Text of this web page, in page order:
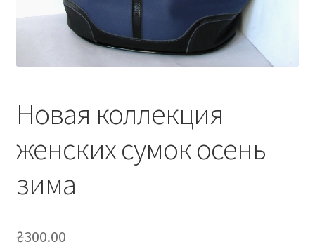
Новая коллекция
женских сумок осень
зима
₴300.00